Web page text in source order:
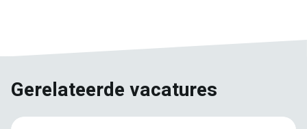
Gerelateerde vacatures